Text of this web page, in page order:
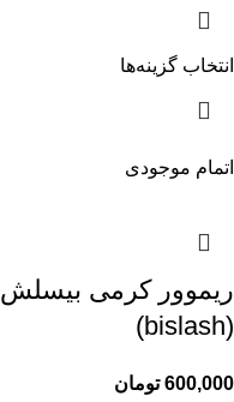
انتخاب گزینه‌ها
اتمام موجودی
ریموور کرمی بیسلش
(bislash)
600,000 تومان